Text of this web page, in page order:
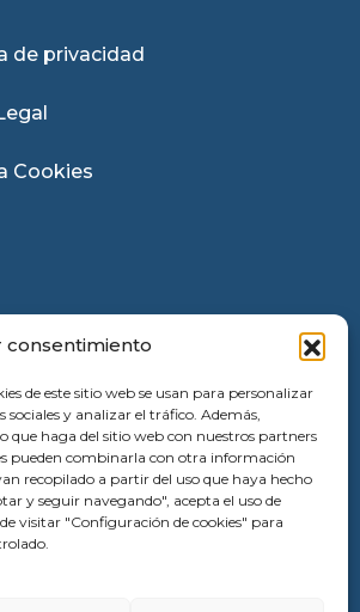
consentimiento
de este sitio web se usan para personalizar
sociales y analizar el tráfico. Además,
haga del sitio web con nuestros partners
pueden combinarla con otra información
recopilado a partir del uso que haya hecho
y seguir navegando", acepta el uso de
visitar "Configuración de cookies" para
de privacidad
Cookies